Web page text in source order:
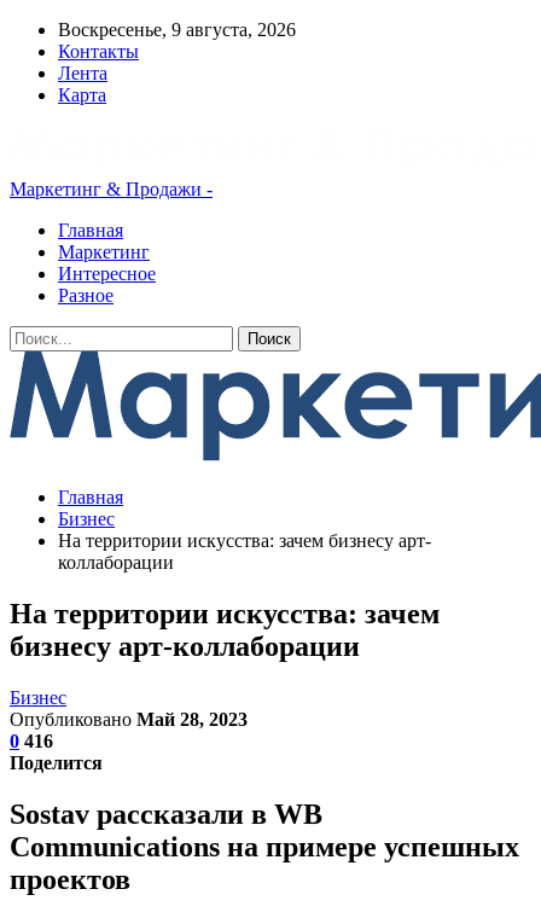
Воскресенье, 9 августа, 2026
Контакты
Лента
Карта
Маркетинг & Продажи -
Главная
Маркетинг
Интересное
Разное
Главная
Бизнес
На территории искусства: зачем бизнесу арт-
коллаборации
На территории искусства: зачем
бизнесу арт-коллаборации
Бизнес
Опубликовано Май 28, 2023
0 416
Поделится
Sostav рассказали в WB
Communications на примере успешных
проектов